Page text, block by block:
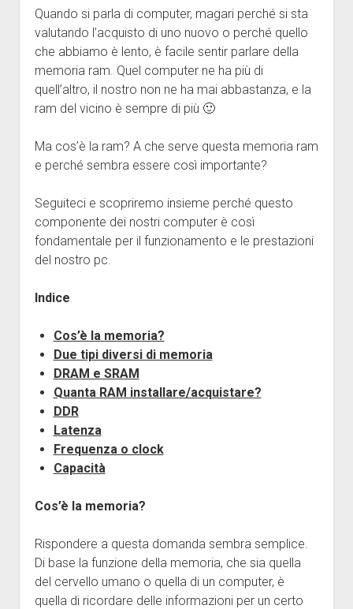
Java
Quando si parla di computer, magari perché si sta
valutando l’acquisto di uno nuovo o perché quello
che abbiamo è lento, è facile sentir parlare della
memoria ram. Quel computer ne ha più di
quell’altro, il nostro non ne ha mai abbastanza, e la
ram del vicino è sempre di più 🙂
Ma cos’è la ram? A che serve questa memoria ram
e perché sembra essere così importante?
Seguiteci e scopriremo insieme perché questo
componente dei nostri computer è così
fondamentale per il funzionamento e le prestazioni
del nostro pc.
Indice
Cos’è la memoria?
Due tipi diversi di memoria
DRAM e SRAM
Quanta RAM installare/acquistare?
DDR
Latenza
Frequenza o clock
Capacità
Cos’è la memoria?
Rispondere a questa domanda sembra semplice.
Di base la funzione della memoria, che sia quella
del cervello umano o quella di un computer, è
quella di ricordare delle informazioni per un certo